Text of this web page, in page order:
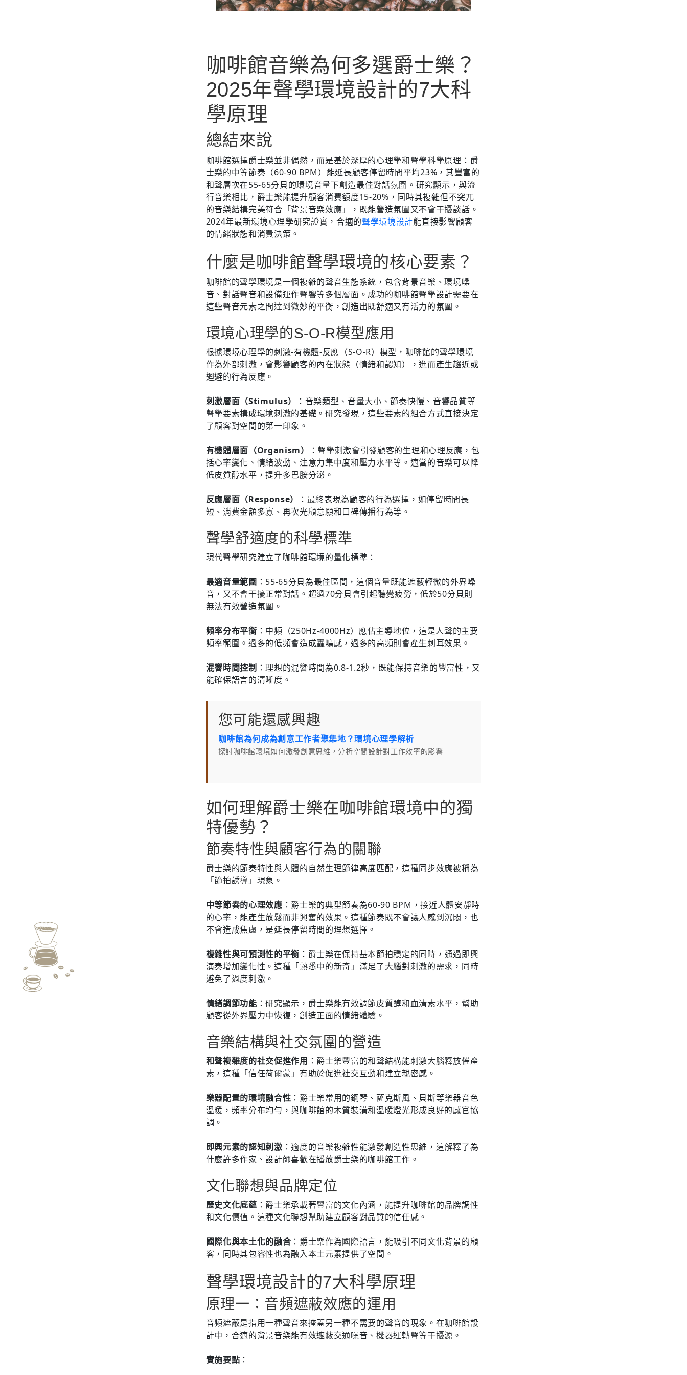
咖啡館音樂為何多選爵士樂？
2025年聲學環境設計的7大科
學原理
總結來說
咖啡館選擇爵士樂並非偶然，而是基於深厚的心理學和聲學科學原理：爵
士樂的中等節奏（60-90 BPM）能延長顧客停留時間平均23%，其豐富的
和聲層次在55-65分貝的環境音量下創造最佳對話氛圍。研究顯示，與流
行音樂相比，爵士樂能提升顧客消費額度15-20%，同時其複雜但不突兀
的音樂結構完美符合「背景音樂效應」，既能營造氛圍又不會干擾談話。
2024年最新環境心理學研究證實，合適的聲學環境設計能直接影響顧客
的情緒狀態和消費決策。
什麼是咖啡館聲學環境的核心要素？
咖啡館的聲學環境是一個複雜的聲音生態系統，包含背景音樂、環境噪
音、對話聲音和設備運作聲響等多個層面。成功的咖啡館聲學設計需要在
這些聲音元素之間達到微妙的平衡，創造出既舒適又有活力的氛圍。
環境心理學的S-O-R模型應用
根據環境心理學的刺激-有機體-反應（S-O-R）模型，咖啡館的聲學環境
作為外部刺激，會影響顧客的內在狀態（情緒和認知），進而產生趨近或
迴避的行為反應。
刺激層面（Stimulus）
：音樂類型、音量大小、節奏快慢、音響品質等
聲學要素構成環境刺激的基礎。研究發現，這些要素的組合方式直接決定
了顧客對空間的第一印象。
有機體層面（Organism）
：聲學刺激會引發顧客的生理和心理反應，包
括心率變化、情緒波動、注意力集中度和壓力水平等。適當的音樂可以降
低皮質醇水平，提升多巴胺分泌。
反應層面（Response）
：最終表現為顧客的行為選擇，如停留時間長
短、消費金額多寡、再次光顧意願和口碑傳播行為等。
聲學舒適度的科學標準
現代聲學研究建立了咖啡館環境的量化標準：
最適音量範圍 ：55-65分貝為最佳區間，這個音量既能遮蔽輕微的外界噪
音，又不會干擾正常對話。超過70分貝會引起聽覺疲勞，低於50分貝則
無法有效營造氛圍。
頻率分布平衡 ：中頻（250Hz-4000Hz）應佔主導地位，這是人聲的主要
頻率範圍。過多的低頻會造成轟鳴感，過多的高頻則會產生刺耳效果。
混響時間控制 ：理想的混響時間為0.8-1.2秒，既能保持音樂的豐富性，又
能確保語言的清晰度。
您可能還感興趣
咖啡館為何成為創意工作者聚集地？環境心理學解析
探討咖啡館環境如何激發創意思維，分析空間設計對工作效率的影響
如何理解爵士樂在咖啡館環境中的獨
特優勢？
節奏特性與顧客行為的關聯
爵士樂的節奏特性與人體的自然生理節律高度匹配，這種同步效應被稱為
「節拍誘導」現象。
中等節奏的心理效應 ：爵士樂的典型節奏為60-90 BPM，接近人體安靜時
的心率，能產生放鬆而非興奮的效果。這種節奏既不會讓人感到沉悶，也
不會造成焦慮，是延長停留時間的理想選擇。
複雜性與可預測性的平衡 ：爵士樂在保持基本節拍穩定的同時，通過即興
演奏增加變化性。這種「熟悉中的新奇」滿足了大腦對刺激的需求，同時
避免了過度刺激。
情緒調節功能 ：研究顯示，爵士樂能有效調節皮質醇和血清素水平，幫助
顧客從外界壓力中恢復，創造正面的情緒體驗。
音樂結構與社交氛圍的營造
和聲複雜度的社交促進作用 ：爵士樂豐富的和聲結構能刺激大腦釋放催產
素，這種「信任荷爾蒙」有助於促進社交互動和建立親密感。
樂器配置的環境融合性 ：爵士樂常用的鋼琴、薩克斯風、貝斯等樂器音色
溫暖，頻率分布均勻，與咖啡館的木質裝潢和溫暖燈光形成良好的感官協
調。
即興元素的認知刺激 ：適度的音樂複雜性能激發創造性思維，這解釋了為
什麼許多作家、設計師喜歡在播放爵士樂的咖啡館工作。
文化聯想與品牌定位
歷史文化底蘊 ：爵士樂承載著豐富的文化內涵，能提升咖啡館的品牌調性
和文化價值。這種文化聯想幫助建立顧客對品質的信任感。
國際化與本土化的融合 ：爵士樂作為國際語言，能吸引不同文化背景的顧
客，同時其包容性也為融入本土元素提供了空間。
聲學環境設計的7大科學原理
原理一：音頻遮蔽效應的運用
音頻遮蔽是指用一種聲音來掩蓋另一種不需要的聲音的現象。在咖啡館設
計中，合適的背景音樂能有效遮蔽交通噪音、機器運轉聲等干擾源。
實施要點 ：